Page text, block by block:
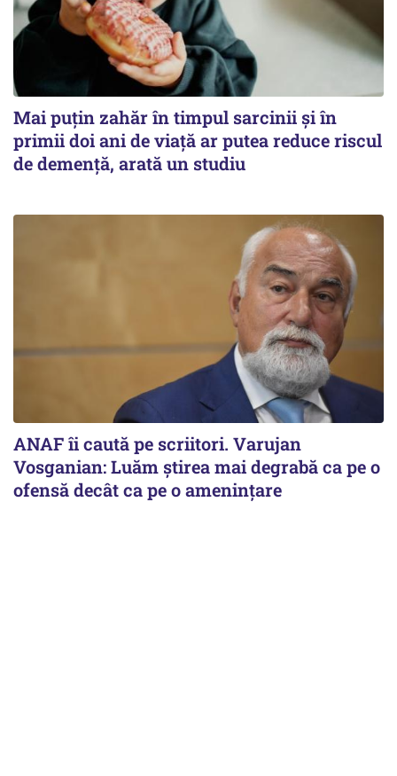
Mai puțin zahăr în timpul sarcinii și în
primii doi ani de viață ar putea reduce riscul
de demență, arată un studiu
ANAF îi caută pe scriitori. Varujan
Vosganian: Luăm știrea mai degrabă ca pe o
ofensă decât ca pe o amenințare